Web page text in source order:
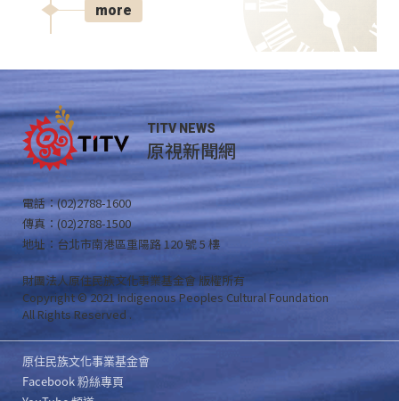
more
TITV NEWS
原視新聞網
電話：(02)2788-1600
傳真：(02)2788-1500
地址：台北市南港區重陽路 120 號 5 樓
財團法人原住民族文化事業基金會 版權所有
Copyright © 2021 Indigenous Peoples Cultural Foundation
All Rights Reserved .
原住民族文化事業基金會
Facebook 粉絲專頁